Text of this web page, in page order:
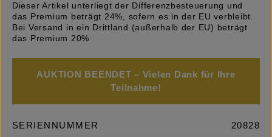
Dieser Artikel unterliegt der Differenzbesteuerung und
das Premium beträgt 24%, sofern es in der EU verbleibt.
Bei Versand in ein Drittland (außerhalb der EU) beträgt
das Premium 20%
AUKTION BEENDET – Vielen Dank für Ihre
Teilnahme!
SERIENNUMMER 20828